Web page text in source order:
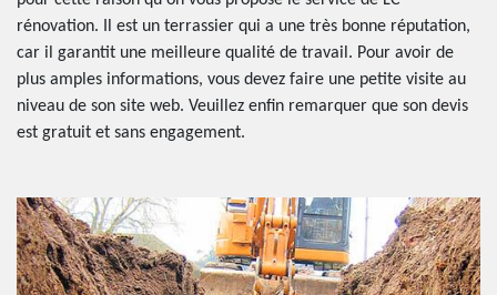
rénovation. Il est un terrassier qui a une très bonne réputation,
car il garantit une meilleure qualité de travail. Pour avoir de
plus amples informations, vous devez faire une petite visite au
niveau de son site web. Veuillez enfin remarquer que son devis
est gratuit et sans engagement.